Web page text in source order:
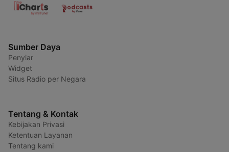
Sumber Daya
Penyiar
Widget
Situs Radio per Negara
Tentang & Kontak
Kebijakan Privasi
Ketentuan Layanan
Tentang kami